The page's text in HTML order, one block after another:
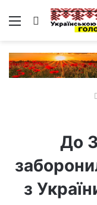
Меню Пошук
До
з